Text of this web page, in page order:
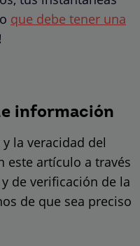
que debe tener una
información
la veracidad del
este artículo a través
de verificación de la
de que sea preciso